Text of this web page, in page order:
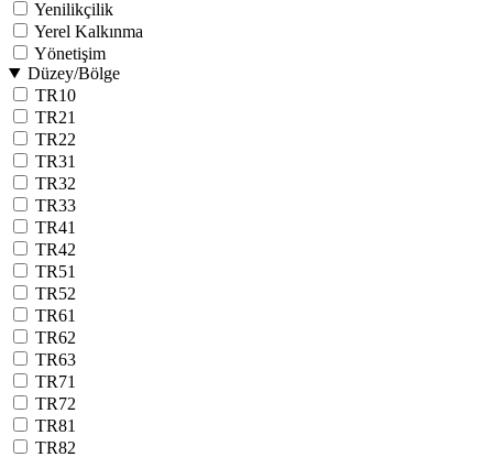
Yenilikçilik
Yerel Kalkınma
Yönetişim
Düzey/Bölge
TR10
TR21
TR22
TR31
TR32
TR33
TR41
TR42
TR51
TR52
TR61
TR62
TR63
TR71
TR72
TR81
TR82